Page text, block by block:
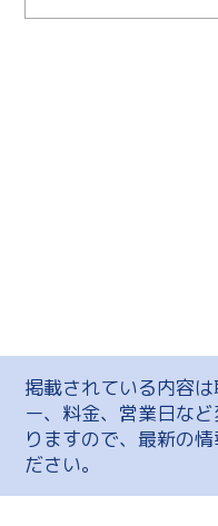
掲載されている内容
ー、料金、営業日な
りますので、最新の
ださい。